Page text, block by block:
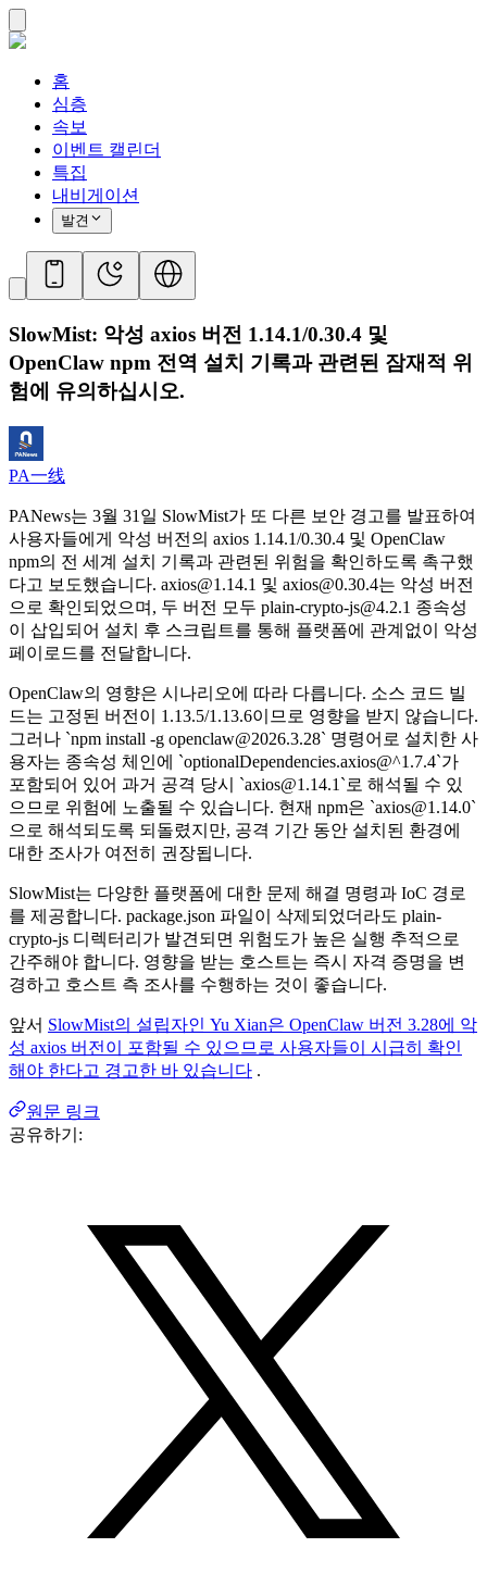
홈
심층
속보
이벤트 캘린더
특집
내비게이션
발견
SlowMist: 악성 axios 버전 1.14.1/0.30.4 및
OpenClaw npm 전역 설치 기록과 관련된 잠재적 위
험에 유의하십시오.
PA一线
PANews는 3월 31일 SlowMist가 또 다른 보안 경고를 발표하여
사용자들에게 악성 버전의 axios 1.14.1/0.30.4 및 OpenClaw
npm의 전 세계 설치 기록과 관련된 위험을 확인하도록 촉구했
다고 보도했습니다. axios@1.14.1 및 axios@0.30.4는 악성 버전
으로 확인되었으며, 두 버전 모두 plain-crypto-js@4.2.1 종속성
이 삽입되어 설치 후 스크립트를 통해 플랫폼에 관계없이 악성
페이로드를 전달합니다.
OpenClaw의 영향은 시나리오에 따라 다릅니다. 소스 코드 빌
드는 고정된 버전이 1.13.5/1.13.6이므로 영향을 받지 않습니다.
그러나 `npm install -g openclaw@2026.3.28` 명령어로 설치한 사
용자는 종속성 체인에 `optionalDependencies.axios@^1.7.4`가
포함되어 있어 과거 공격 당시 `axios@1.14.1`로 해석될 수 있
으므로 위험에 노출될 수 있습니다. 현재 npm은 `axios@1.14.0`
으로 해석되도록 되돌렸지만, 공격 기간 동안 설치된 환경에
대한 조사가 여전히 권장됩니다.
SlowMist는 다양한 플랫폼에 대한 문제 해결 명령과 IoC 경로
를 제공합니다. package.json 파일이 삭제되었더라도 plain-
crypto-js 디렉터리가 발견되면 위험도가 높은 실행 추적으로
간주해야 합니다. 영향을 받는 호스트는 즉시 자격 증명을 변
경하고 호스트 측 조사를 수행하는 것이 좋습니다.
앞서 SlowMist의 설립자인 Yu Xian은 OpenClaw 버전 3.28에 악
성 axios 버전이 포함될 수 있으므로 사용자들이 시급히 확인
해야 한다고 경고한 바 있습니다 .
원문 링크
공유하기: